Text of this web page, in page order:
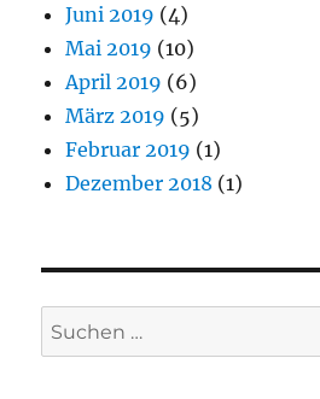
Juni 2019 (4)
Mai 2019 (10)
April 2019 (6)
März 2019 (5)
Februar 2019 (1)
Dezember 2018 (1)
Suchen
nach: